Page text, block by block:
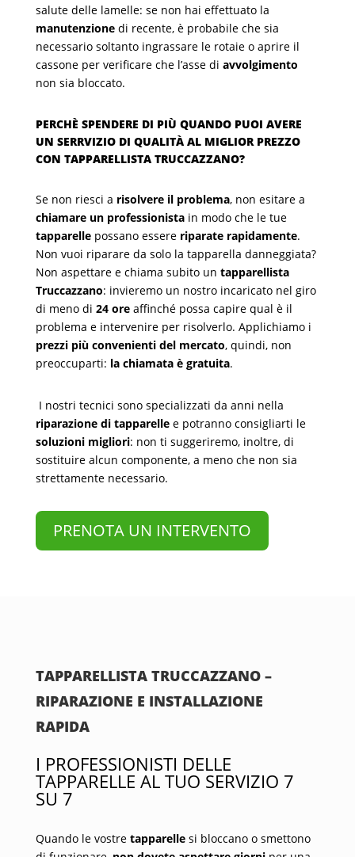
salute delle lamelle: se non hai effettuato la
manutenzionedi recente, è probabile che sia
necessario soltanto ingrassare le rotaie o aprire il
cassone per verificare che l’asse di avvolgimento
non sia bloccato.
PERCHÈ SPENDERE DI PIÙ QUANDO PUOI AVERE
UN SERRVIZIO DI QUALITÀ AL MIGLIOR PREZZO
CON TAPPARELLISTA TRUCCAZZANO?
Se non riesci a risolvere il problema, non esitare a
chiamare un professionistain modo che le tue
tapparellepossano essere riparate rapidamente.
Non vuoi riparare da solo la tapparella danneggiata?
Non aspettare e chiama subito un tapparellista
Truccazzano: invieremo un nostro incaricato nel giro
di meno di 24 oreaffinché possa capire qual è il
problema e intervenire per risolverlo. Applichiamo i
prezzi più convenienti del mercato, quindi, non
preoccuparti: la chiamata è gratuita.
I nostri tecnici sono specializzati da anni nella
riparazione di tapparellee potranno consigliarti le
soluzioni migliori: non ti suggeriremo, inoltre, di
sostituire alcun componente, a meno che non sia
strettamente necessario.
PRENOTA UN INTERVENTO
TAPPARELLISTA TRUCCAZZANO –
RIPARAZIONE E INSTALLAZIONE
RAPIDA
I PROFESSIONISTI DELLE
TAPPARELLE AL TUO SERVIZIO 7
SU 7
Quando le vostre tapparellesi bloccano o smettono